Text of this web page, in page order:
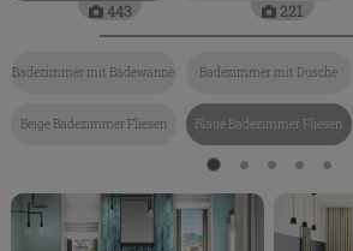
443 221
Badezimmer mit Badewanne Badezimmer mit Dusche
Beige Badezimmer Fliesen Blaue Badezimmer Fliesen